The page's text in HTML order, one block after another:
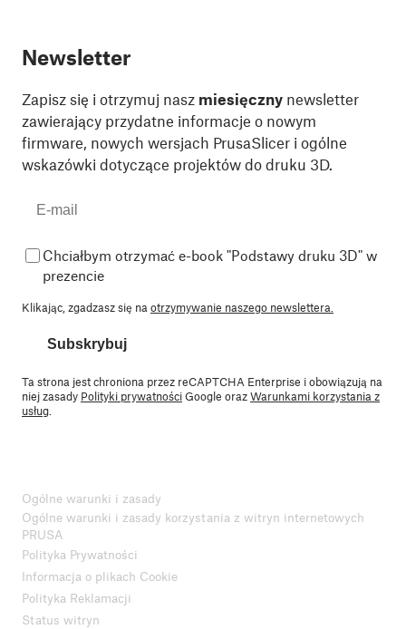
Newsletter
Zapisz się i otrzymuj nasz miesięczny newsletter
zawierający przydatne informacje o nowym
firmware, nowych wersjach PrusaSlicer i ogólne
wskazówki dotyczące projektów do druku 3D.
Chciałbym otrzymać e-book "Podstawy druku 3D" w
prezencie
Klikając, zgadzasz się na otrzymywanie naszego newslettera.
Subskrybuj
Ta strona jest chroniona przez reCAPTCHA Enterprise i obowiązują na
niej zasady Polityki prywatnościGoogle orazWarunkami korzystania z
usług
Ogólne warunki i zasady
Ogólne warunki i zasady korzystania z witryn internetowych
PRUSA
Polityka Prywatności
Informacja o plikach Cookie
Polityka Reklamacji
Status witryn